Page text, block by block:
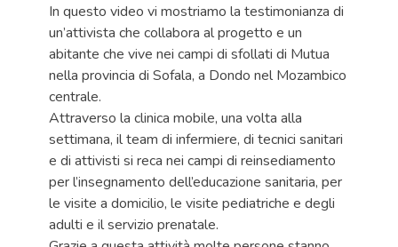
In questo video vi mostriamo la testimonianza di
un’attivista che collabora al progetto e un
abitante che vive nei campi di sfollati di Mutua
nella provincia di Sofala, a Dondo nel Mozambico
centrale.
Attraverso la clinica mobile, una volta alla
settimana, il team di infermiere, di tecnici sanitari
e di attivisti si reca nei campi di reinsediamento
per l’insegnamento dell’educazione sanitaria, per
le visite a domicilio, le visite pediatriche e degli
adulti e il servizio prenatale.